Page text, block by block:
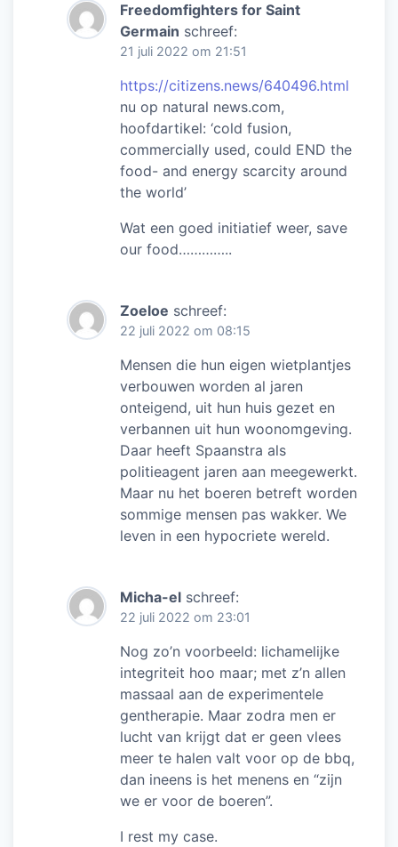
Freedomfighters for Saint
Germain schreef:
21 juli 2022 om 21:51
https://citizens.news/640496.html
nu op natural news.com,
hoofdartikel: ‘cold fusion,
commercially used, could END the
food- and energy scarcity around
the world’
Wat een goed initiatief weer, save
our food…………..
Zoeloe schreef:
22 juli 2022 om 08:15
Mensen die hun eigen wietplantjes
verbouwen worden al jaren
onteigend, uit hun huis gezet en
verbannen uit hun woonomgeving.
Daar heeft Spaanstra als
politieagent jaren aan meegewerkt.
Maar nu het boeren betreft worden
sommige mensen pas wakker. We
leven in een hypocriete wereld.
Micha-el schreef:
22 juli 2022 om 23:01
Nog zo’n voorbeeld: lichamelijke
integriteit hoo maar; met z’n allen
massaal aan de experimentele
gentherapie. Maar zodra men er
lucht van krijgt dat er geen vlees
meer te halen valt voor op de bbq,
dan ineens is het menens en “zijn
we er voor de boeren”.
I rest my case.